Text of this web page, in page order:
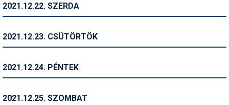
Telemark
Történelem
2021.12.22. SZERDA
2021.12.23. CSÜTÖRTÖK
2021.12.24. PÉNTEK
2021.12.25. SZOMBAT